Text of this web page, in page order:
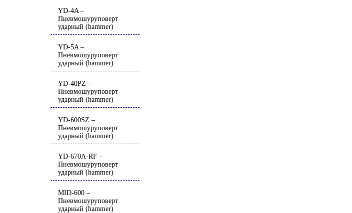
YD-4A –
Пневмошуруповерт
ударный (hammer)
YD-5A –
Пневмошуруповерт
ударный (hammer)
YD-40PZ –
Пневмошуруповерт
ударный (hammer)
YD-600SZ –
Пневмошуруповерт
ударный (hammer)
YD-670A-RF –
Пневмошуруповерт
ударный (hammer)
MID-600 –
Пневмошуруповерт
ударный (hammer)